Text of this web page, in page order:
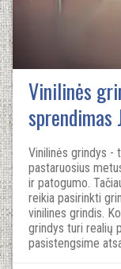
Vinilinės
sprendimas
Vinilinės grindys -
pastaruosius
ir patogumo.
reikia pasirinkti
vinilines grindis.
grindys turi realių
pasistengsime